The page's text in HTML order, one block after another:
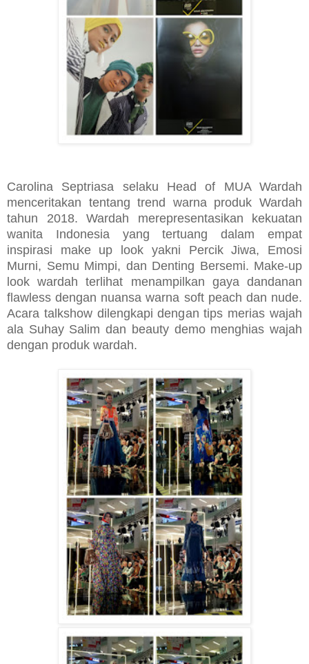
Carolina Septriasa selaku Head of MUA Wardah
menceritakan tentang trend warna produk Wardah
tahun 2018. Wardah merepresentasikan kekuatan
wanita Indonesia yang tertuang dalam empat
inspirasi make up look yakni Percik Jiwa, Emosi
Murni, Semu Mimpi, dan Denting Bersemi. Make-up
look wardah terlihat menampilkan gaya dandanan
flawless dengan nuansa warna soft peach dan nude.
Acara talkshow dilengkapi dengan tips merias wajah
ala Suhay Salim dan beauty demo menghias wajah
dengan produk wardah.